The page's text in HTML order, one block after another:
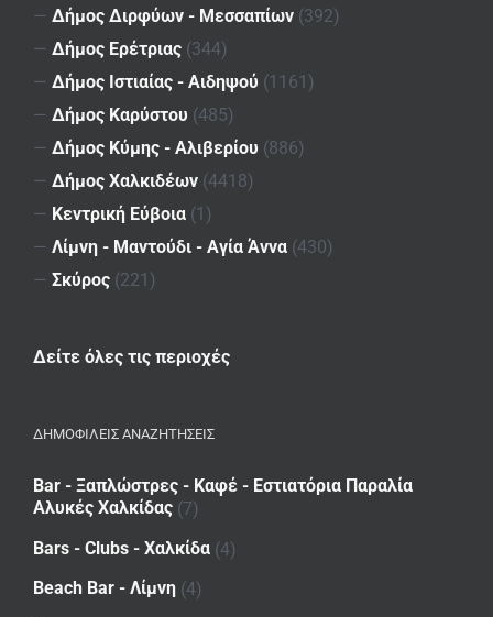
— Δήμος Διρφύων - Μεσσαπίων (392)
— Δήμος Ερέτριας (344)
— Δήμος Ιστιαίας - Αιδηψού (1161)
— Δήμος Καρύστου (485)
— Δήμος Κύμης - Αλιβερίου (886)
— Δήμος Χαλκιδέων (4418)
— Κεντρική Εύβοια (1)
— Λίμνη - Μαντούδι - Αγία Άννα (430)
— Σκύρος (221)
Δείτε όλες τις περιοχές
ΔΗΜΟΦΙΛΕΙΣ ΑΝΑΖΗΤΗΣΕΙΣ
Bar - Ξαπλώστρες - Καφέ - Εστιατόρια Παραλία
Αλυκές Χαλκίδας (7)
Bars - Clubs - Χαλκίδα (4)
Beach Bar - Λίμνη (4)